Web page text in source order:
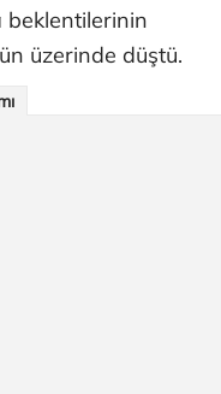
üzerinde düştü.